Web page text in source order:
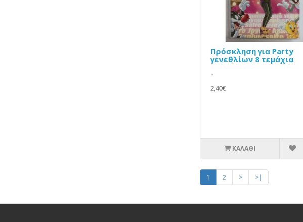
Πρόσκληση για Party
γενεθλίων 8 τεμάχια
..
2,40€
ΚΑΛΆΘΙ
1 2 > >|